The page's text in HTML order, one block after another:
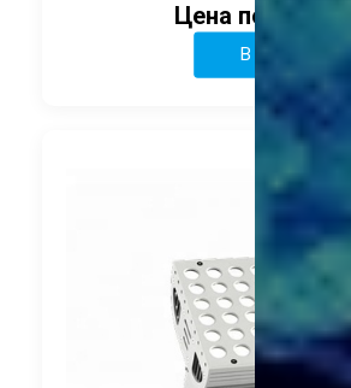
Цена по запросу
В корзину